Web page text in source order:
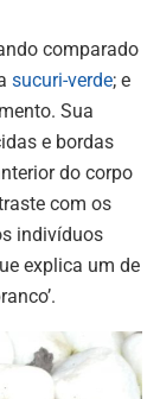
comparado
sucuri-verde; e
Sua
e bordas
do corpo
com os
indivíduos
explica um de